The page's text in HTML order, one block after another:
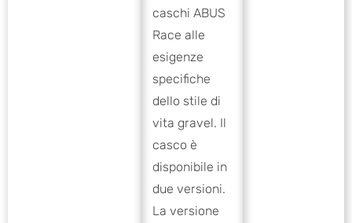
caschi ABUS
Race alle
esigenze
specifiche
dello stile di
vita gravel. Il
casco è
disponibile in
due versioni.
La versione